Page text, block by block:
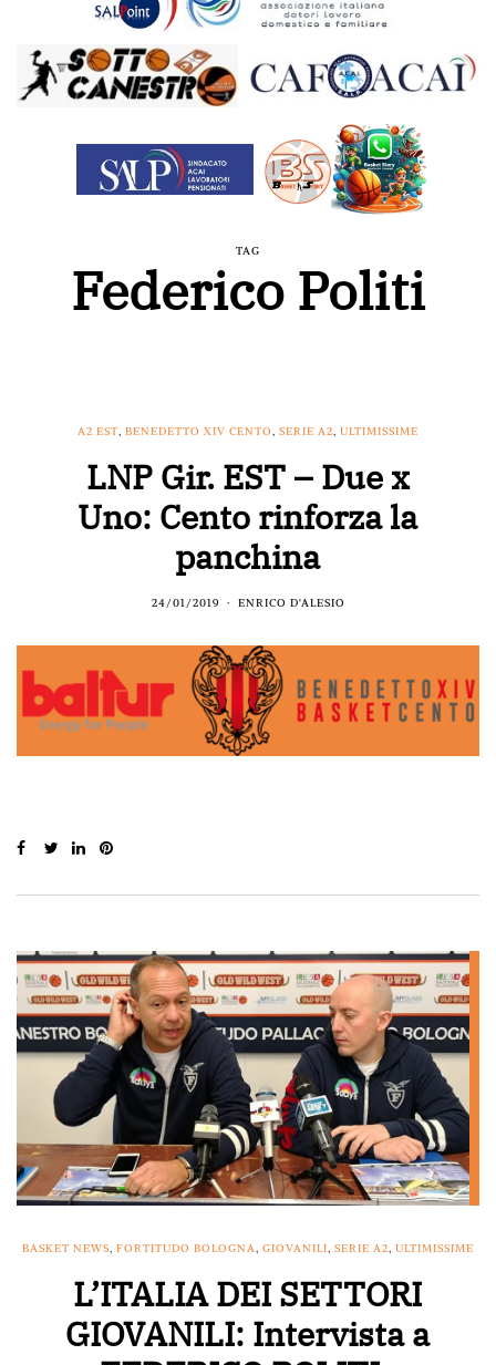
TAG
Federico Politi
A2 EST, BENEDETTO XIV CENTO, SERIE A2, ULTIMISSIME
LNP Gir. EST – Due x
Uno: Cento rinforza la
panchina
24/01/2019 ENRICO D'ALESIO
BASKET NEWS, FORTITUDO BOLOGNA, GIOVANILI, SERIE A2, ULTIMISSIME
L’ITALIA DEI SETTORI
GIOVANILI: Intervista a